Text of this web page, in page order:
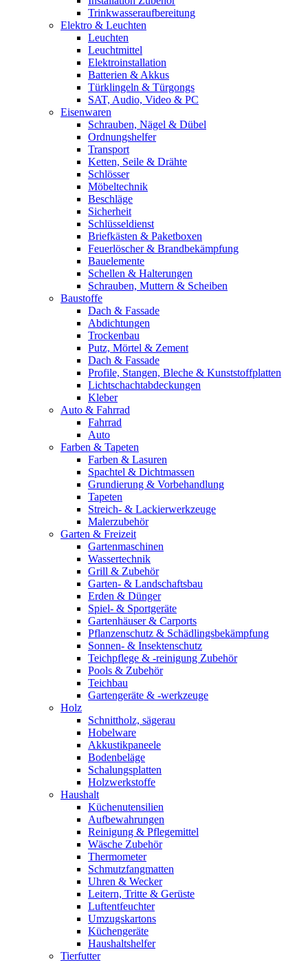
Trinkwasseraufbereitung
Elektro & Leuchten
Leuchten
Leuchtmittel
Elektroinstallation
Batterien & Akkus
Türklingeln & Türgongs
SAT, Audio, Video & PC
Eisenwaren
Schrauben, Nägel & Dübel
Ordnungshelfer
Transport
Ketten, Seile & Drähte
Schlösser
Möbeltechnik
Beschläge
Sicherheit
Schlüsseldienst
Briefkästen & Paketboxen
Feuerlöscher & Brandbekämpfung
Bauelemente
Schellen & Halterungen
Schrauben, Muttern & Scheiben
Baustoffe
Dach & Fassade
Abdichtungen
Trockenbau
Putz, Mörtel & Zement
Dach & Fassade
Profile, Stangen, Bleche & Kunststoffplatten
Lichtschachtabdeckungen
Kleber
Auto & Fahrrad
Fahrrad
Auto
Farben & Tapeten
Farben & Lasuren
Spachtel & Dichtmassen
Grundierung & Vorbehandlung
Tapeten
Streich- & Lackierwerkzeuge
Malerzubehör
Garten & Freizeit
Gartenmaschinen
Wassertechnik
Grill & Zubehör
Garten- & Landschaftsbau
Erden & Dünger
Spiel- & Sportgeräte
Gartenhäuser & Carports
Pflanzenschutz & Schädlingsbekämpfung
Sonnen- & Insektenschutz
Teichpflege & -reinigung Zubehör
Pools & Zubehör
Teichbau
Gartengeräte & -werkzeuge
Holz
Schnittholz, sägerau
Hobelware
Akkustikpaneele
Bodenbeläge
Schalungsplatten
Holzwerkstoffe
Haushalt
Küchenutensilien
Aufbewahrungen
Reinigung & Pflegemittel
Wäsche Zubehör
Thermometer
Schmutzfangmatten
Uhren & Wecker
Leitern, Tritte & Gerüste
Luftentfeuchter
Umzugskartons
Küchengeräte
Haushaltshelfer
Tierfutter